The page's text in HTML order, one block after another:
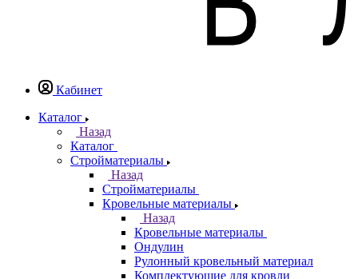
Кабинет
Каталог
Назад
Каталог
Стройматериалы
Назад
Стройматериалы
Кровельные материалы
Назад
Кровельные материалы
Ондулин
Рулонный кровельный материал
Комплектующие для кровли